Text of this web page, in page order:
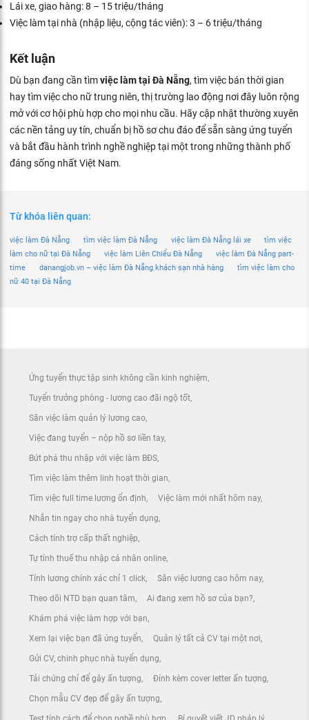
Lái xe, giao hàng: 8 – 15 triệu/tháng
Việc làm tại nhà (nhập liệu, cộng tác viên): 3 – 6 triệu/tháng
Kết luận
Dù bạn đang cần tìmviệc làm tại Đà Nẵng, tìm việc bán thời gian
hay tìm việc cho nữ trung niên, thị trường lao động nơi đây luôn rộng
mở với cơ hội phù hợp cho mọi nhu cầu. Hãy cập nhật thường xuyên
các nền tảng uy tín, chuẩn bị hồ sơ chu đáo để sẵn sàng ứng tuyển
và bắt đầu hành trình nghề nghiệp tại một trong những thành phố
đáng sống nhất Việt Nam.
Từ khóa liên quan:
việc làm Đà Nẵng tìm việc làm Đà Nẵng việc làm Đà Nẵng lái xe
tìm việc
làm cho nữ tại Đà Nẵng
việc làm Liên Chiểu Đà Nẵng
việc làm Đà Nẵng part-
time
danangjob.vn – việc làm Đà Nẵng khách sạn nhà hàng
tìm việc làm cho
nữ 40 tại Đà Nẵng
Ứng tuyển thực tập sinh không cần kinh nghiệm
Tuyển trưởng phòng - lương cao đãi ngộ tốt
Săn việc làm quản lý lương cao
Việc đang tuyển – nộp hồ sơ liền tay
Bứt phá thu nhập với việc làm BĐS
Tìm việc làm thêm linh hoạt thời gian
Tìm việc full time lương ổn định Việc làm mới nhất hôm nay
Nhắn tin ngay cho nhà tuyển dụng
Cách tính trợ cấp thất nghiệp
Tự tính thuế thu nhập cá nhân online
Tính lương chính xác chỉ 1 click Săn việc lương cao hôm nay
Theo dõi NTD bạn quan tâm Ai đang xem hồ sơ của bạn?
Khám phá việc làm hợp với bạn
Xem lại việc bạn đã ứng tuyển Quản lý tất cả CV tại một nơi
Gửi CV, chinh phục nhà tuyển dụng
Tải chứng chỉ để gây ấn tượng Đính kèm cover letter ấn tượng
Chọn mẫu CV đẹp để gây ấn tượng